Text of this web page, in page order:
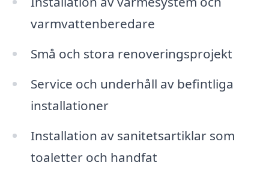
varmvattenberedare
Små och stora renoveringsprojekt
Service och underhåll av befintliga
installationer
Installation av sanitetsartiklar som
toaletter och handfat